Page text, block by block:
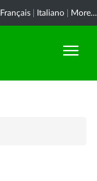
Français Italiano More...